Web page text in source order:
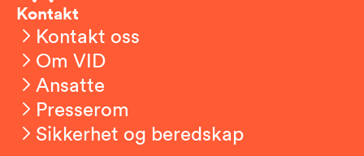
Kontakt
Kontakt oss
Om VID
Ansatte
Presserom
Sikkerhet og beredskap